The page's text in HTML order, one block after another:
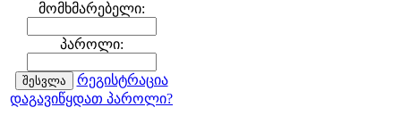
მომხმარებელი:
პაროლი:
რეგისტრაცია
დაგავიწყდათ პაროლი?